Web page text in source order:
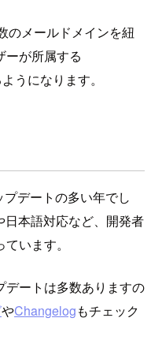
のメールドメインを紐
ーが所属する
うになります。
デートの多い年でし
本語対応など、開発者
います。
デートは多数ありますの
やChangelogもチェック